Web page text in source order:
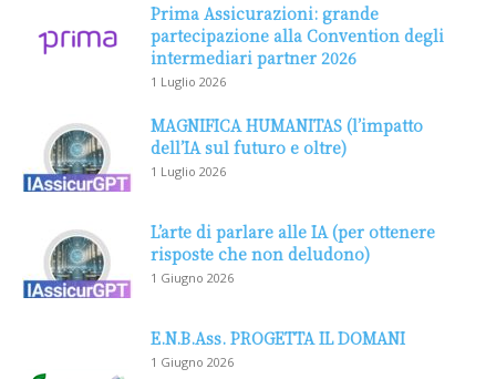
Prima Assicurazioni: grande
partecipazione alla Convention degli
intermediari partner 2026
1 Luglio 2026
MAGNIFICA HUMANITAS (l’impatto
dell’IA sul futuro e oltre)
1 Luglio 2026
L’arte di parlare alle IA (per ottenere
risposte che non deludono)
1 Giugno 2026
E.N.B.Ass. PROGETTA IL DOMANI
1 Giugno 2026